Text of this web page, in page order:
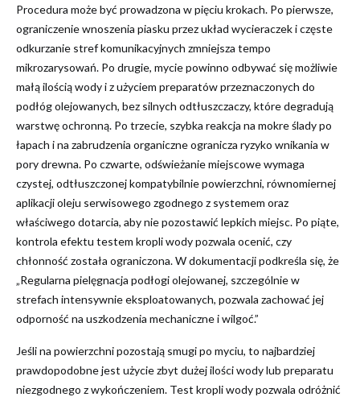
Procedura może być prowadzona w pięciu krokach. Po pierwsze,
ograniczenie wnoszenia piasku przez układ wycieraczek i częste
odkurzanie stref komunikacyjnych zmniejsza tempo
mikrozarysowań. Po drugie, mycie powinno odbywać się możliwie
małą ilością wody i z użyciem preparatów przeznaczonych do
podłóg olejowanych, bez silnych odtłuszczaczy, które degradują
warstwę ochronną. Po trzecie, szybka reakcja na mokre ślady po
łapach i na zabrudzenia organiczne ogranicza ryzyko wnikania w
pory drewna. Po czwarte, odświeżanie miejscowe wymaga
czystej, odtłuszczonej kompatybilnie powierzchni, równomiernej
aplikacji oleju serwisowego zgodnego z systemem oraz
właściwego dotarcia, aby nie pozostawić lepkich miejsc. Po piąte,
kontrola efektu testem kropli wody pozwala ocenić, czy
chłonność została ograniczona. W dokumentacji podkreśla się, że
„Regularna pielęgnacja podłogi olejowanej, szczególnie w
strefach intensywnie eksploatowanych, pozwala zachować jej
odporność na uszkodzenia mechaniczne i wilgoć.”
Jeśli na powierzchni pozostają smugi po myciu, to najbardziej
prawdopodobne jest użycie zbyt dużej ilości wody lub preparatu
niezgodnego z wykończeniem. Test kropli wody pozwala odróżnić